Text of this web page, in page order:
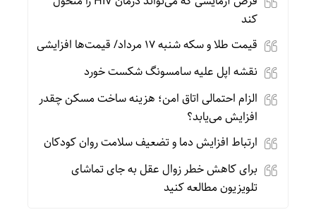
کند
قیمت طلا و سکه شنبه 17 مرداد/ قیمت‌ها افزایشی
نقشه اپل علیه سامسونگ شکست خورد
الزام احتمالی اتاق امن؛ هزینه ساخت مسکن چقدر
افزایش می‌یابد؟
ارتباط افزایش دما و تضعیف سلامت روان کودکان
برای کاهش خطر زوال عقل به جای تماشای
تلویزیون مطالعه کنید